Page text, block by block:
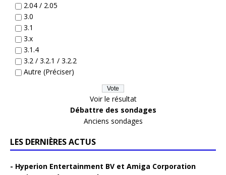
2.04 / 2.05
3.0
3.1
3.x
3.1.4
3.2 / 3.2.1 / 3.2.2
Autre (Préciser)
Voir le résultat
Débattre des sondages
Anciens sondages
LES DERNIÈRES ACTUS
Hyperion Entertainment BV et Amiga Corporation